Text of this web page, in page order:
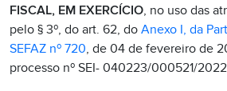
FISCAL, EM EXERCÍCIO, no uso das
pelo § 3º, do art. 62, do Anexo I, da
SEFAZ nº 720, de 04 de fevereiro de
processo nº SEI- 040223/000521/